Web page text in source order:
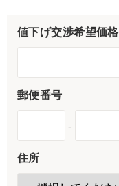
値下げ交渉希望価格
郵便番号
-
住所